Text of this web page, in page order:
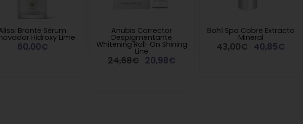
Brontë Sérum
Hidroxy Lime
60,00€
Anubis Corrector
Despigmentante
Whitening Roll-On Shining
Line
24,68€ 20,98€
Bohí Spa Cobre Extracto
Mineral
43,00€ 40,85€